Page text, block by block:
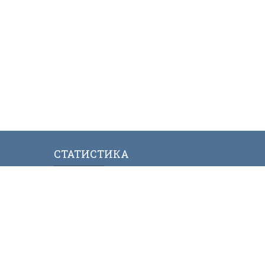
СТАТИСТИКА